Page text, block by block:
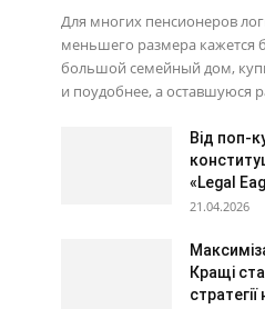
Для многих пенсионеров
меньшего размера кажется
большой семейный дом,
и поудобнее, а оставшуюся
Від поп-
«Legal
21.04.2026
Кращі